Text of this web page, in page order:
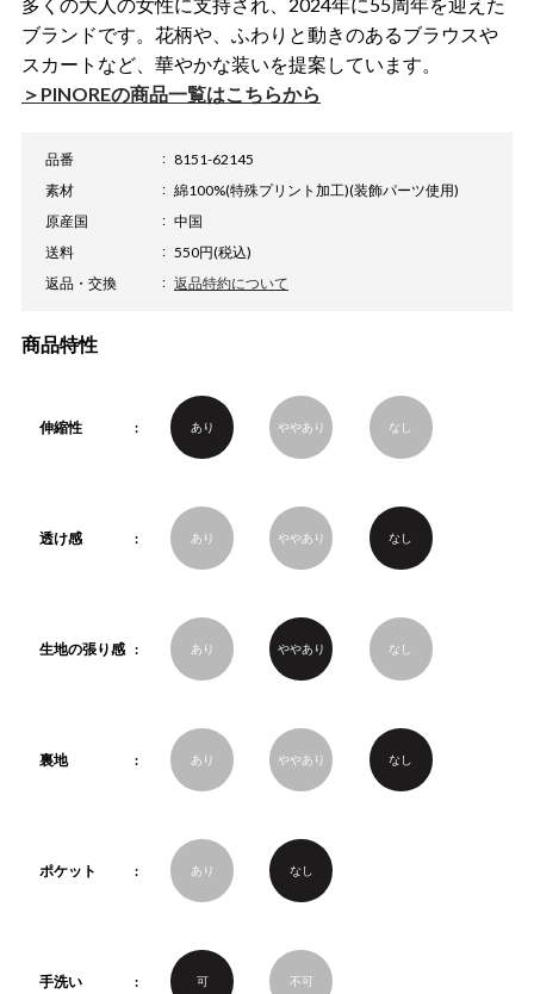
多くの大人の女性に支持され、2024年に55周年を迎えた
ブランドです。花柄や、ふわりと動きのあるブラウスや
スカートなど、華やかな装いを提案しています。
＞PINOREの商品一覧はこちらから
品番
8151-62145
素材
綿100%(特殊プリント加工)(装飾パーツ使用)
原産国
中国
送料
550円(税込)
返品・交換
返品特約について
商品特性
伸縮性 あり ややあり なし
透け感 あり ややあり なし
生地の張り感 あり ややあり なし
裏地 あり ややあり なし
ポケット あり なし
手洗い 可 不可